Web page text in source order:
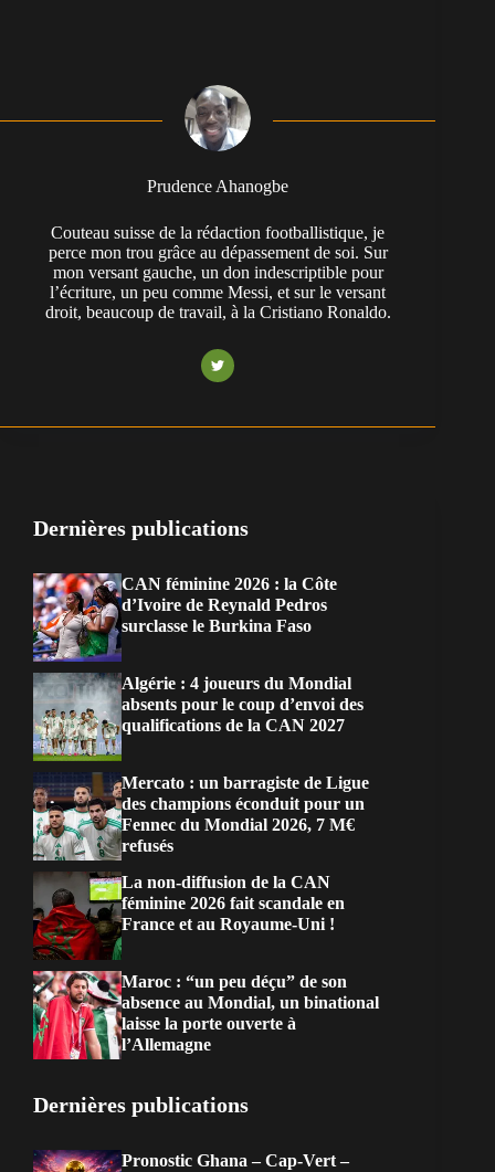
Prudence Ahanogbe
Couteau suisse de la rédaction footballistique, je
perce mon trou grâce au dépassement de soi. Sur
mon versant gauche, un don indescriptible pour
l’écriture, un peu comme Messi, et sur le versant
droit, beaucoup de travail, à la Cristiano Ronaldo.
Dernières publications
CAN féminine 2026 : la Côte
d’Ivoire de Reynald Pedros
surclasse le Burkina Faso
Algérie : 4 joueurs du Mondial
absents pour le coup d’envoi des
qualifications de la CAN 2027
Mercato : un barragiste de Ligue
des champions éconduit pour un
Fennec du Mondial 2026, 7 M€
refusés
La non-diffusion de la CAN
féminine 2026 fait scandale en
France et au Royaume-Uni !
Maroc : “un peu déçu” de son
absence au Mondial, un binational
laisse la porte ouverte à
l’Allemagne
Dernières publications
Pronostic Ghana – Cap-Vert –